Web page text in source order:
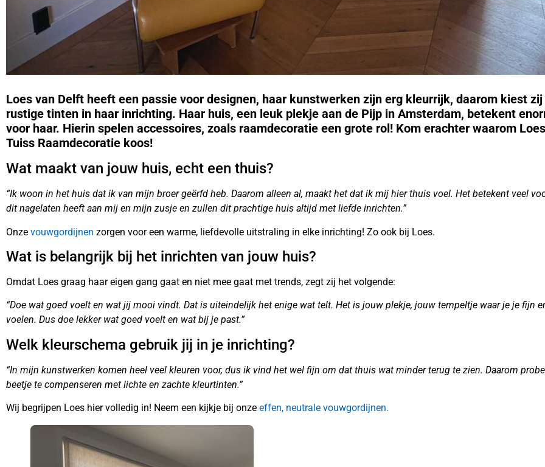
Loes van Delft heeft een passie voor designen, haar kunstwerken zijn erg kleurrijk, daarom kiest
rustige tinten in haar inrichting. Haar huis, een leuk plekje aan de Pijp in Amsterdam, betekent
voor haar. Hierin spelen accessoires, zoals raamdecoratie een grote rol! Kom erachter waarom
Tuiss Raamdecoratie koos!
Wat maakt van jouw huis, echt een thuis?
“Ik woon in het huis dat ik van mijn broer geërfd heb. Daarom alleen al, maakt het dat ik mij hier thuis voel. Het betekent veel
dit nagelaten heeft aan mij en mijn zusje en zullen dit prachtige huis altijd met liefde inrichten.”
Onze vouwgordijnen zorgen voor een warme, liefdevolle uitstraling in elke inrichting! Zo ook bij Loes.
Wat is belangrijk bij het inrichten van jouw huis?
Omdat Loes graag haar eigen gang gaat en niet mee gaat met trends, zegt zij het volgende:
“Doe wat goed voelt en wat jij mooi vindt. Dat is uiteindelijk het enige wat telt. Het is jouw plekje, jouw tempeltje waar je je fijn
voelen. Dus doe lekker wat goed voelt en wat bij je past.”
Welk kleurschema gebruik jij in je inrichting?
“In mijn kunstwerken komen heel veel kleuren voor, dus ik vind het wel fijn om dat thuis wat minder terug te zien. Daarom
beetje te compenseren met lichte en zachte kleurtinten.”
Wij begrijpen Loes hier volledig in! Neem een kijkje bij onze effen, neutrale vouwgordijnen.